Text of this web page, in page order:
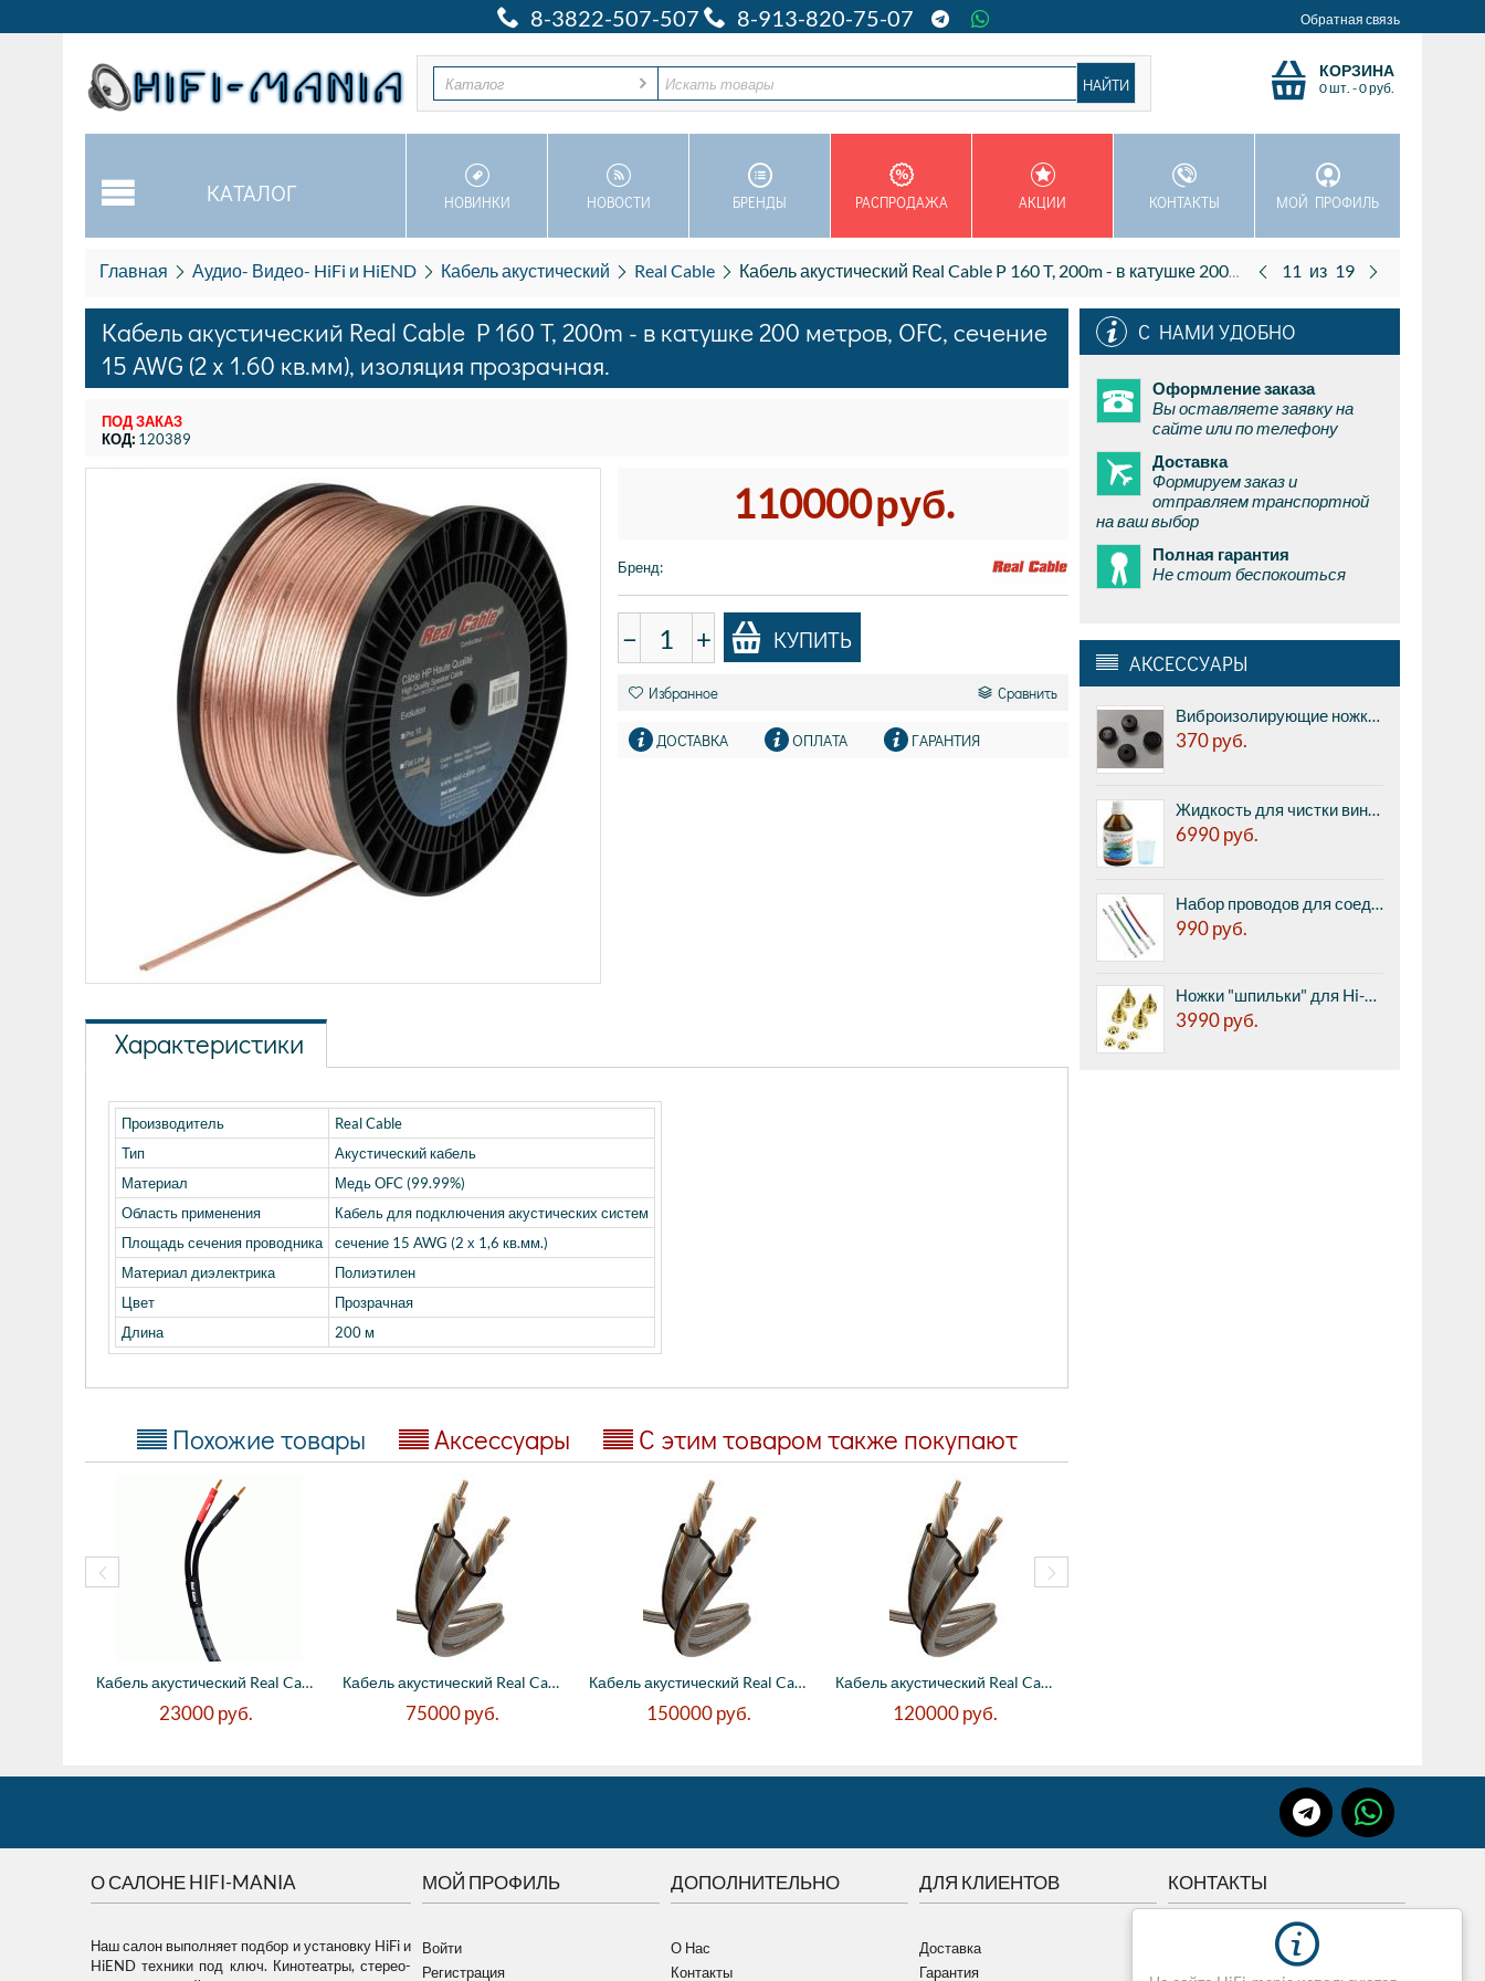
8-3822-507-507 8-913-820-75-07 Обратная связь
Каталог
КОРЗИНА
0 шт. -0руб.
КАТАЛОГ НОВИНКИ НОВОСТИ БРЕНДЫ РАСПРОДАЖА АКЦИИ КОНТАКТЫ МОЙ ПРОФИЛЬ
Главная Аудио- Видео- HiFi и HiEND Кабель акустический Real Cable Кабель акустический Real Cable P 160 T, 200m - в катушке 200 метров, OFC, сечение 15 AWG (2 x 1.60 кв.мм), изоляция прозрачная. 11 из 19
Кабель акустический Real Cable P 160 T, 200m - в катушке 200 метров, OFC, сечение
15 AWG (2 x 1.60 кв.мм), изоляция прозрачная.
ПОД ЗАКАЗ
КОД: 120389
110000руб.
Бренд:
− + КУПИТЬ
Избранное Сравнить
ДОСТАВКА ОПЛАТА ГАРАНТИЯ
Характеристики
Производитель
Real Cable
Тип
Акустический кабель
Материал
Медь OFC (99.99%)
Область применения
Кабель для подключения акустических систем
Площадь сечения проводника
сечение 15 AWG (2 х 1,6 кв.мм.)
Материал диэлектрика
Полиэтилен
Цвет
Прозрачная
Длина
200 м
Похожие товары Аксессуары С этим товаром также покупают
Кабель акустический Real Cable 3D-TDC/3M ...
23000 руб.
Кабель акустический Real Cable BM 150 T, ...
75000 руб.
Кабель акустический Real Cable BM 250 T, ...
150000 руб.
Кабель акустический Real Cable BM 400 T, ...
120000 руб.
С НАМИ УДОБНО
Оформление заказа
Вы оставляете заявку на
сайте или по телефону
Доставка
Формируем заказ и
отправляем транспортной
на ваш выбор
Полная гарантия
Не стоит беспокоиться
АКСЕССУАРЫ
Виброизолирующие ножки MSound FT2010 - диски из алюминиевого сплава диаметром 20 мм, высотой 10 мм, диск с кольцевым демфером и отверстием с резьбой М3, цена за 1шт.
370руб.
Жидкость для чистки виниловых пластинок L’Art du Son - для моющих машинок, концентрат, одного бутылька хватает на 5 литров жидкости или на 400 LP пластинок, made in Germany.
6990руб.
Набор проводов для соединения картриджа с тонармом Ortofon Lead wires set (0-299010-10)
990руб.
Ножки "шпильки" для Hi-Fi компонент и акустических систем, 22 x 30 мм, 4 шт., позолоченные, *****, Hama H-79014
3990руб.
О САЛОНЕ HIFI-MANIA
Наш салон выполняет подбор и установку HiFi и
HiEND техники под ключ. Кинотеатры, стерео-
МОЙ ПРОФИЛЬ
Войти
Регистрация
ДОПОЛНИТЕЛЬНО
О Нас
Контакты
ДЛЯ КЛИЕНТОВ
Доставка
Гарантия
КОНТАКТЫ
г.Томск, Советская 84
+7 3822 507-507